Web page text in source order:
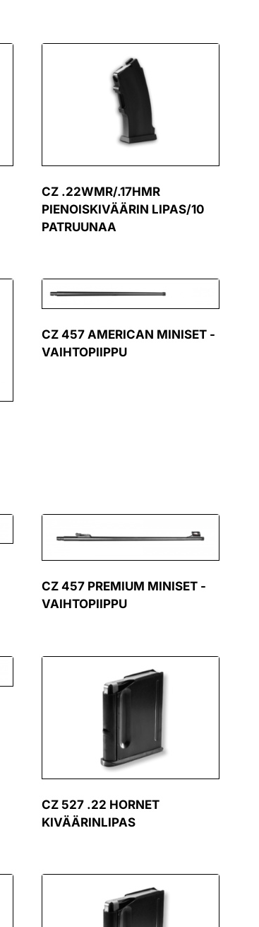
CZ .22WMR/.17HMR
PIENOISKIVÄÄRIN LIPAS/10
PATRUUNAA
CZ 457 AMERICAN MINISET -
VAIHTOPIIPPU
CZ 457 PREMIUM MINISET -
VAIHTOPIIPPU
CZ 527 .22 HORNET
KIVÄÄRINLIPAS